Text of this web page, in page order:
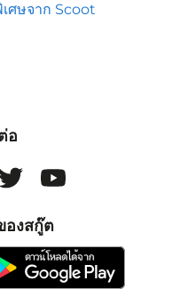
ศษจาก Scoot
อ
องสกู๊ต